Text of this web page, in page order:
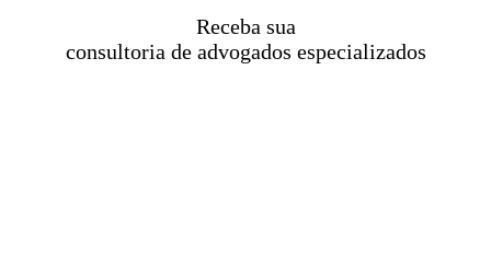
Receba sua
consultoria de advogados especializados